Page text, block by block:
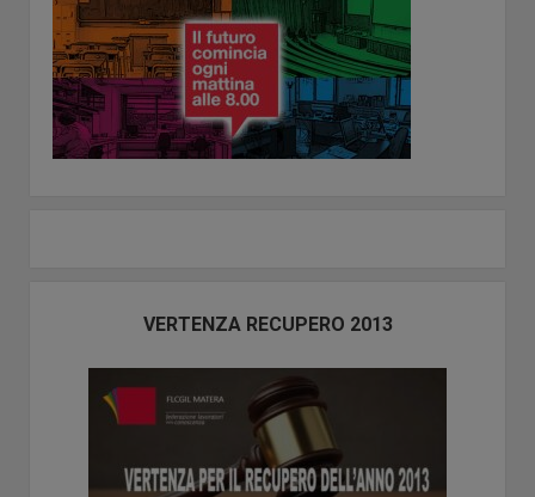
VERTENZA RECUPERO 2013